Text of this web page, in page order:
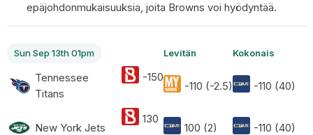
epäjohdonmukaisuuksia, joita Browns voi hyödyntää.
Sun Sep 13th 01pm
Tennessee
Titans
New York Jets
-150
130
Levitän
-110 (-2.5)
100 (2)
Kokonais
-110 (40)
-110 (40)